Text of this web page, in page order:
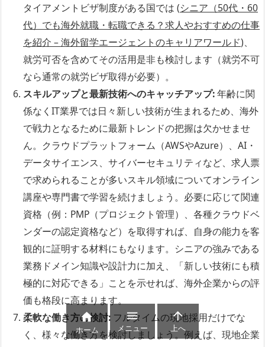
タイアメントビザ制度がある国では (シニア（50代・60
代）でも海外就職・転職できる？求人やおすすめの仕事
を紹介 – 海外留学エージェントのキャリアワールド)、
就労可否を含めてその活用是非も検討します（就労不可
なら通常の就労ビザ取得が必要）。
スキルアップと最新技術へのキャッチアップ:年齢に関
係なくIT業界では日々新しい技術が生まれるため、海外
で戦力となるために最新トレンドの把握は欠かせませ
ん。クラウドプラットフォーム（AWSやAzure）、AI・
データサイエンス、サイバーセキュリティなど、求人票
で求められることが多いスキル領域についてオンライン
講座や専門書で学習を続けましょう。必要に応じて関連
資格（例：PMP（プロジェクト管理）、各種クラウドベ
ンダーの認定資格など）を取得すれば、自身の能力を客
観的に証明する材料にもなります。シニアの強みである
業務ドメイン知識や設計力に加え、「新しい技術にも積
極的に対応できる」ことを示せれば、海外企業からの評
価も格段に高まります。
柔軟な働き方の検討: フルタイムの現地採用だけでな
く、様々な働き方を検討しましょう。例えば、現地企業

ホーム

メニュー

上へ